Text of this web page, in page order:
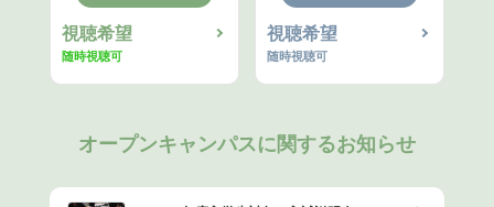
視聴希望
随時視聴可
視聴希望
随時視聴可
オープンキャンパスに関するお知らせ